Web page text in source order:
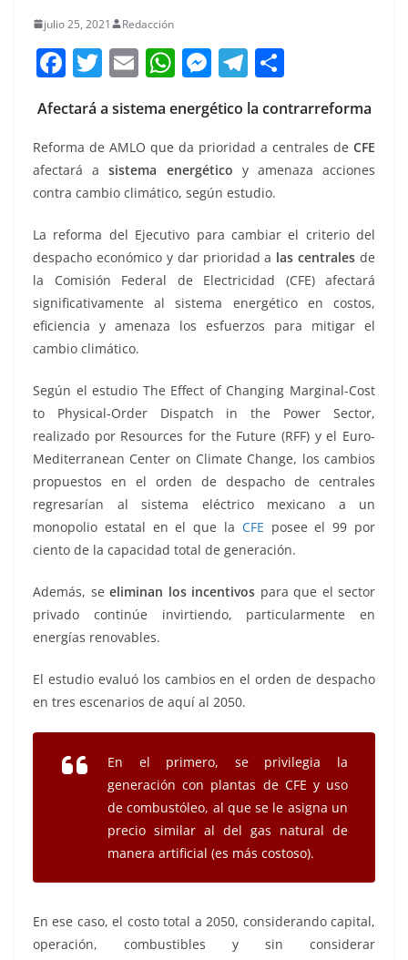
julio 25, 2021 Redacción
F
c
e
b
o
o
k
T
itt
er
E
ai
l
W
at
s
A
p
p
M
e
ss
e
n
g
er
T
el
e
gr
a
m
m
p
ar
Afectará a sistema energético la contrarreforma
Reforma de AMLO que da prioridad a centrales de CFE
afectará asistema energético y amenaza acciones
contra cambio climático, según estudio.
La reforma del Ejecutivo para cambiar el criterio del
despacho económico y dar prioridad a las centrales de
la Comisión Federal de Electricidad (CFE) afectará
significativamente al sistema energético en costos,
eficiencia y amenaza los esfuerzos para mitigar el
cambio climático.
Según el estudio The Effect of Changing Marginal-Cost
to Physical-Order Dispatch in the Power Sector,
realizado por Resources for the Future (RFF) y el Euro-
Mediterranean Center on Climate Change, los cambios
propuestos en el orden de despacho de centrales
regresarían al sistema eléctrico mexicano a un
monopolio estatal en el que la CFE posee el 99 por
ciento de la capacidad total de generación.
Además, se eliminan los incentivos para que el sector
privado continúe invirtiendo, particularmente en
energías renovables.
El estudio evaluó los cambios en el orden de despacho
en tres escenarios de aquí al 2050.
En el primero, se privilegia la
generación con plantas de CFE y uso
de combustóleo, al que se le asigna un
precio similar al del gas natural de
manera artificial (es más costoso).
En ese caso, el costo total a 2050, considerando capital,
operación, combustibles y sin considerar